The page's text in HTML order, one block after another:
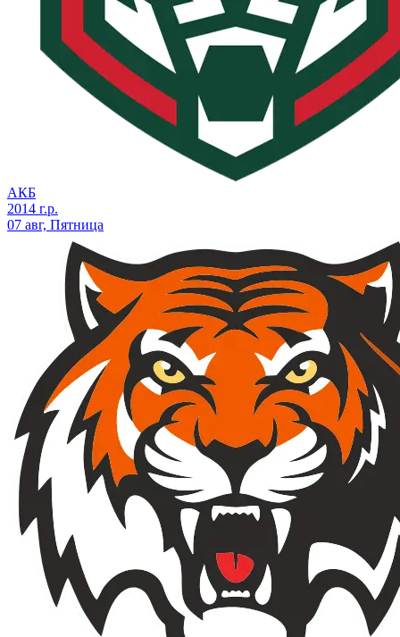
АКБ
2014 г.р.
07 авг, Пятница